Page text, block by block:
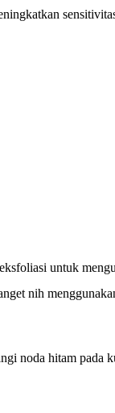
untuk
nih
noda hitam